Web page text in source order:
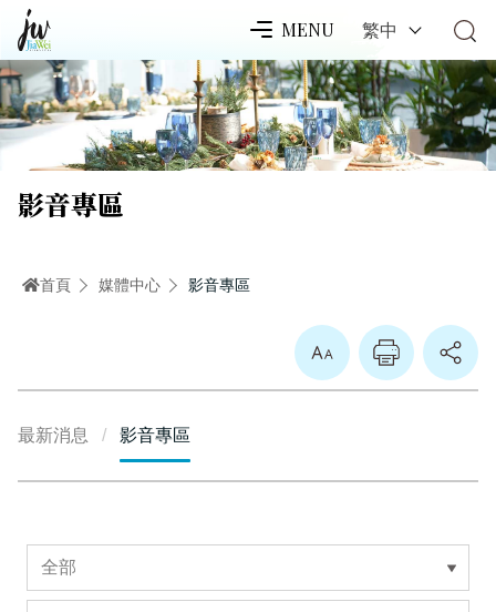
MENU 繁中
影音專區
首頁 媒體中心 影音專區
放大
最新消息 影音專區